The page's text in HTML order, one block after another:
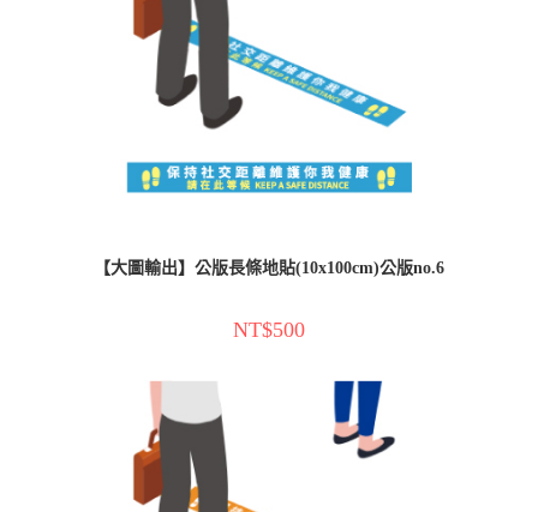
【大圖輸出】公版長條地貼(10x100cm)公版no.6
NT$500